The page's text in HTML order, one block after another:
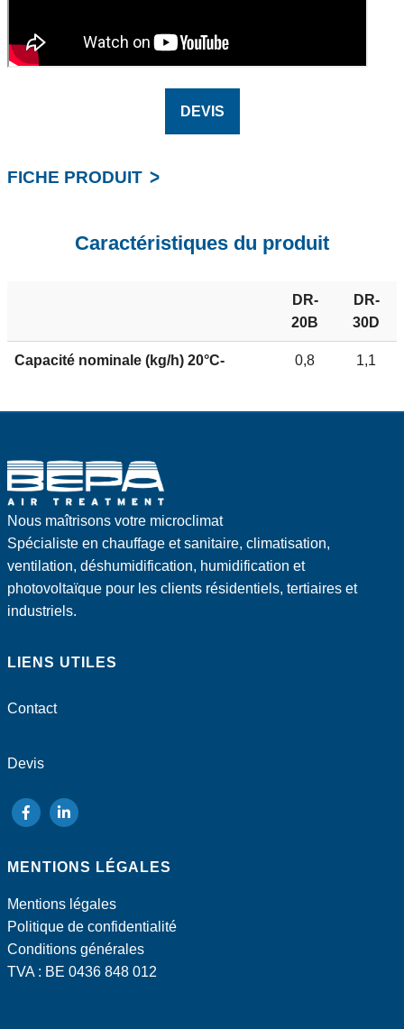
DEVIS
FICHE PRODUIT
Caractéristiques du produit
DR-
20B
DR-
30D
Capacité nominale (kg/h) 20°C-
0,8 1,1
Débit d'air humide (m³/h)
Débit d'air sec (m³/h)
Fusible 1*230V / 50 Hz (A)
Poids (kg) 15
Nous maîtrisons votre microclimat
Spécialiste en chauffage et sanitaire, climatisation,
ventilation, déshumidification, humidification et
photovoltaïque pour les clients résidentiels, tertiaires et
industriels.
LIENS UTILES
Contact
Devis
suivez-
sur
suivez-
sur
MENTIONS LÉGALES
Mentions légales
Politique de confidentialité
Conditions générales
TVA : BE 0436 848 012